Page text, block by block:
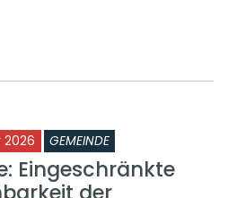
2026 GEMEINDE
Eingeschränkte